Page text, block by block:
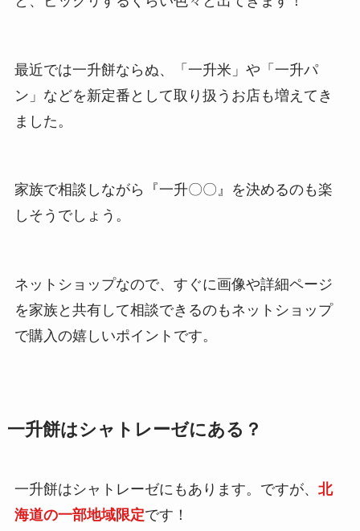
最近では一升餅ならぬ、「一升米」や「一升パ
ン」などを新定番として取り扱うお店も増えてき
ました。
家族で相談しながら『一升〇〇』を決めるのも楽
しそうでしょう。
ネットショップなので、すぐに画像や詳細ページ
を家族と共有して相談できるのもネットショップ
で購入の嬉しいポイントです。
一升餅はシャトレーゼにある？
一升餅はシャトレーゼにもあります。ですが、 北
海道の一部地域限定です！